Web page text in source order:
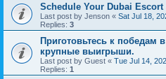
Schedule Your Dubai
Last post by Jenson « Sat Jul 18,
Replies: 3
Приготовьтесь к победам
крупные выигрыши.
Last post by Guest « Tue Jul 14,
Replies: 1